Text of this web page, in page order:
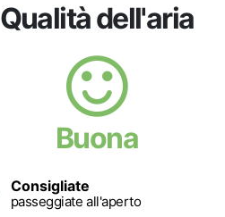
Qualità dell'aria
Buona
Consigliate
passeggiate all'aperto